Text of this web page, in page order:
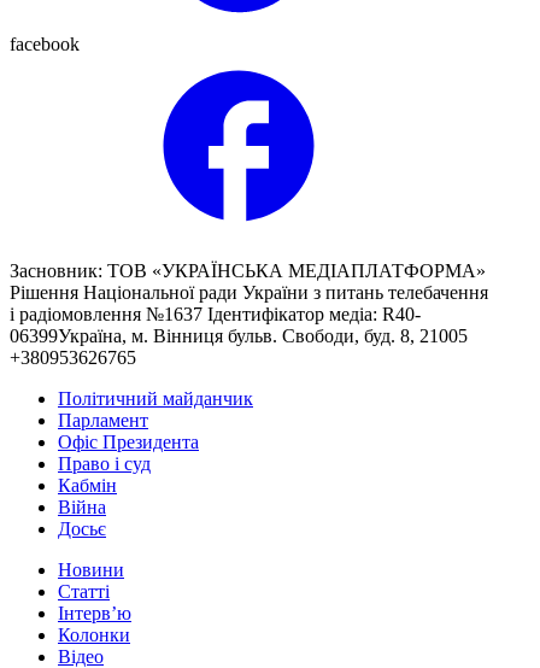
facebook
Засновник: ТОВ «УКРАЇНСЬКА МЕДІАПЛАТФОРМА»
Рішення Національної ради України з питань телебачення
і радіомовлення №1637 Ідентифікатор медіа: R40-
06399Україна, м. Вінниця бульв. Свободи, буд. 8, 21005
+380953626765
Політичний майданчик
Парламент
Офіс Президента
Право і суд
Кабмін
Війна
Досьє
Новини
Статті
Інтерв’ю
Колонки
Відео